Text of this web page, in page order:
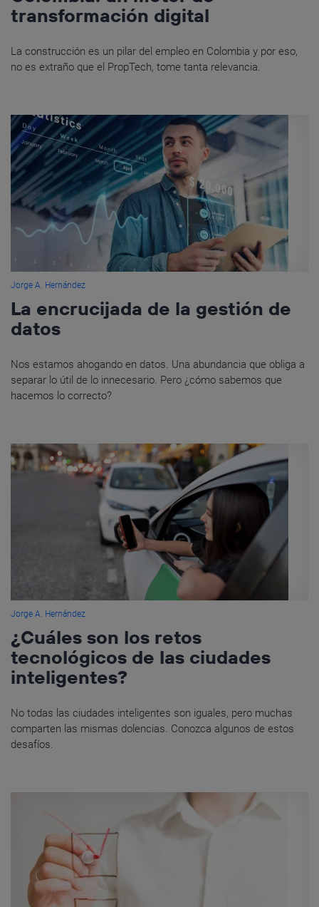
transformación digital
La construcción es un pilar del empleo en Colombia y por eso,
no es extraño que el PropTech, tome tanta relevancia.
Jorge A. Hernández
La encrucijada de la gestión de
datos
Nos estamos ahogando en datos. Una abundancia que obliga a
separar lo útil de lo innecesario. Pero ¿cómo sabemos que
hacemos lo correcto?
Jorge A. Hernández
¿Cuáles son los retos
tecnológicos de las ciudades
inteligentes?
No todas las ciudades inteligentes son iguales, pero muchas
comparten las mismas dolencias. Conozca algunos de estos
desafíos.